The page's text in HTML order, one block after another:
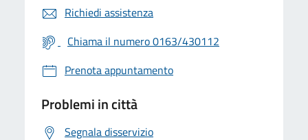
Richiedi assistenza
Chiama il numero 0163/430112
Prenota appuntamento
Problemi in città
Segnala disservizio